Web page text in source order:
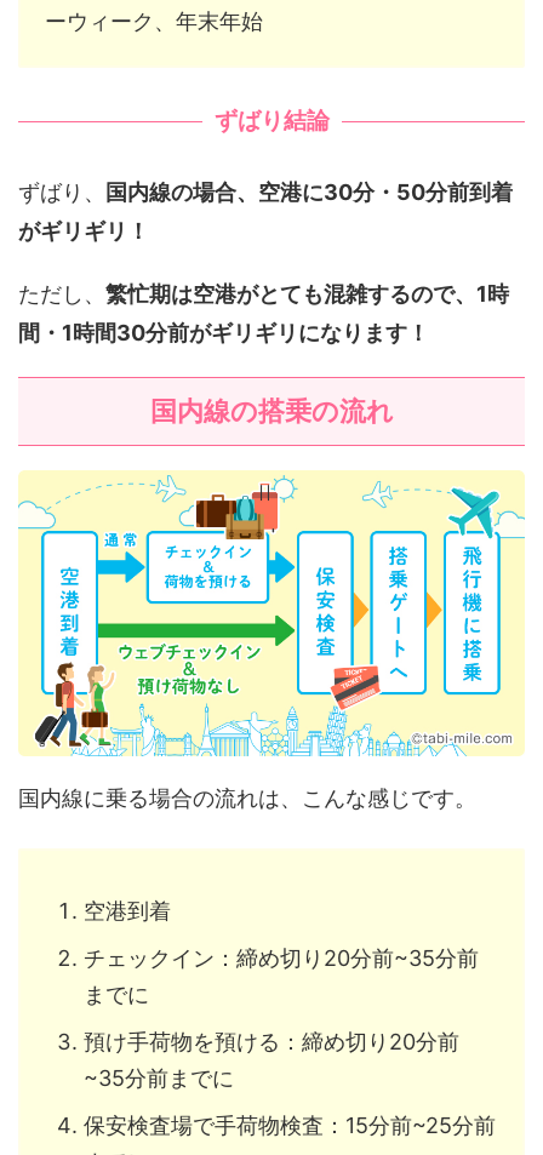
ーウィーク、年末年始
ずばり結論
ずばり、
国内線の場合、空港に30分・50分前到着
がギリギリ！
ただし、 繁忙期は空港がとても混雑するので、1時
間・1時間30分前がギリギリになります！
国内線の搭乗の流れ
国内線に乗る場合の流れは、こんな感じです。
空港到着
チェックイン：締め切り20分前~35分前
までに
預け手荷物を預ける：締め切り20分前
~35分前までに
保安検査場で手荷物検査：15分前~25分前